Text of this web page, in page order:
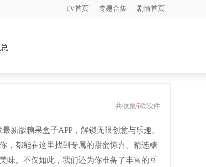
TV首页 专题合集 剧情首页
共收集6款软件
新版糖果盒子APP，解锁无限创意与乐趣。
，都能在这里找到专属的甜蜜惊喜。精选糖
味。不仅如此，我们还为你准备了丰富的互